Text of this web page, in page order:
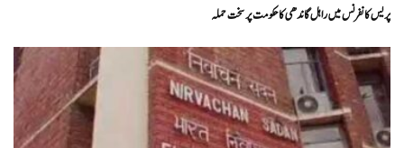
پریس کانفرنس میں راہل گاندھی کا حکومت پر سخت حملہ